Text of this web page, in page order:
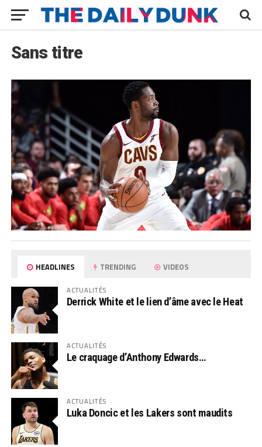
Sans titre
HEADLINES TRENDING VIDEOS
ACTUALITÉS
Derrick White et le lien d’âme avec le Heat
ACTUALITÉS
Le craquage d’Anthony Edwards…
ACTUALITÉS
Luka Doncic et les Lakers sont maudits